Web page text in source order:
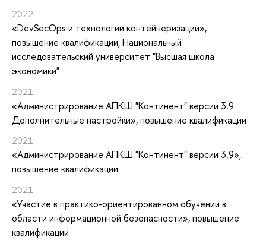
2022
«DevSecOps и технологии контейнеризации»,
повышение квалификации, Национальный
исследовательский университет "Высшая школа
экономики"
2021
«Администрирование АПКШ "Континент" версии 3.9
Дополнительные настройки», повышение квалификации
2021
«Администрирование АПКШ "Континент" версии 3.9»,
повышение квалификации
2021
«Участие в практико-ориентированном обучении в
области информационной безопасности», повышение
квалификации